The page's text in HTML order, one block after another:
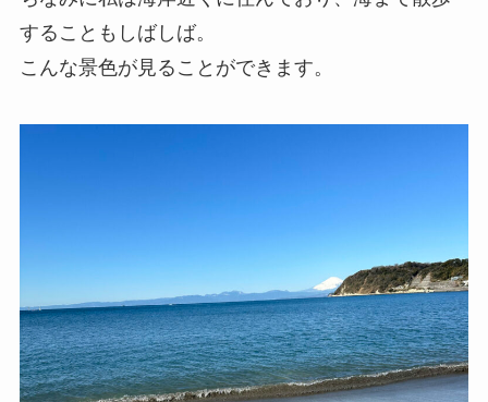
することもしばしば。
こんな景色が見ることができます。